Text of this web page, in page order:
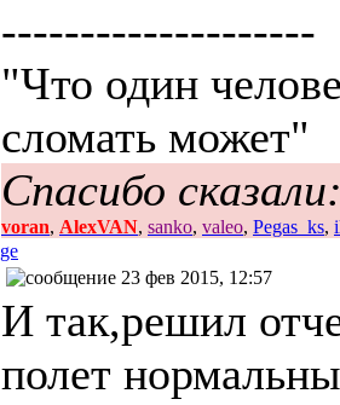
--------------------
"Что один
сломать может"
Спасибо
voran, AlexVAN, sanko, valeo, Pegas_ks,
23 фев 2015, 12:57
И так,решил
полет